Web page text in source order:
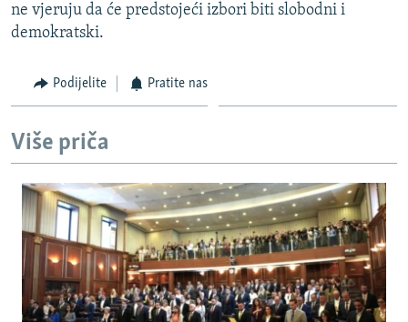
VIŠE OD NASLOVA
POPLAVE I KLIZIŠTA U BIH 2024.
POST SCRIPTUM
MOJA EVROPA
TRI DECENIJE OD RATA U BIH
SVE KARTE DEJTONA
NASTANAK I RASPAD JUGOSLAVIJE
PRATITE NAS
ne vjeruju da će predstojeći izbori biti slobodni i
demokratski.
Podijelite Pratite nas
Više priča